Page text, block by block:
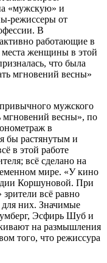
«мужскую» и
режиссеры от
В
работающие в
места женщины в этой
что была
мгновений весны»
мужского
мгновений весны», по
в
бы растянутым и
в этой работе
всё сделано на
мире. «У кино
Коршуновой. При
всё равно
для них. Значимые
Эсфирь Шуб и
на размышления
того, что режиссура